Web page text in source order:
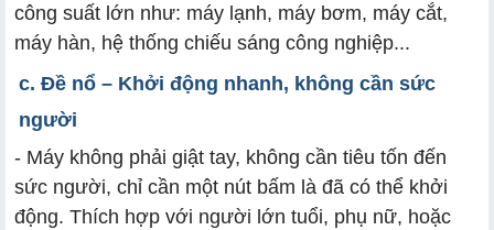
công suất lớn như: máy lạnh, máy bơm, máy cắt,
máy hàn, hệ thống chiếu sáng công nghiệp...
c. Đề nổ – Khởi động nhanh, không cần sức
người
- Máy không phải giật tay, không cần tiêu tốn đến
sức người, chỉ cần một nút bấm là đã có thể khởi
động. Thích hợp với người lớn tuổi, phụ nữ, hoặc